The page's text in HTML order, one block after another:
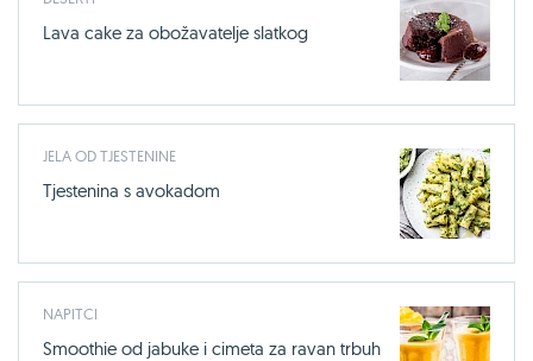
Lava cake za obožavatelje slatkog
JELA OD TJESTENINE
Tjestenina s avokadom
NAPITCI
Smoothie od jabuke i cimeta za ravan trbuh